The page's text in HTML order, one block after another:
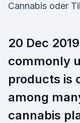
Cannabis oder
20 Dec
commonly
products is
among
cannabis